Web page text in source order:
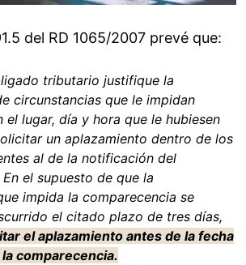
del RD 1065/2007 prevé que:
tributario justifique la
circunstancias que le impidan
el lugar, día y hora que le hubiesen
un aplazamiento dentro de los
al de la notificación del
el supuesto de que la
impida la comparecencia se
el citado plazo de tres días,
el aplazamiento antes de la fecha
comparecencia.